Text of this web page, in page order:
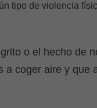
tipo de violencia
o el hecho de
coger aire y que